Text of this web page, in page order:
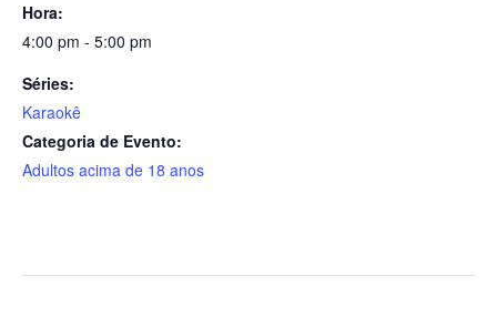
Hora:
4:00 pm - 5:00 pm
Séries:
Karaokê
Categoria de Evento:
Adultos acima de 18 anos